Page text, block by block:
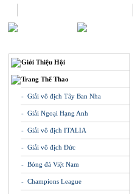
Giới Thiệu Hội
Trang Thể Thao
- Giải vô địch Tây Ban Nha
- Giải Ngoại Hạng Anh
- Giải vô địch ITALIA
- Giải vô địch Đức
- Bóng đá Việt Nam
- Champions League